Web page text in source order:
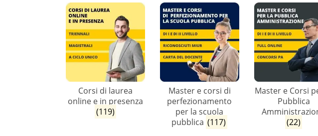
Corsi di laurea
online e in presenza
(119)
Master e corsi di
perfezionamento
per la scuola
pubblica (117)
Master e Corsi
Pubblica
(22)